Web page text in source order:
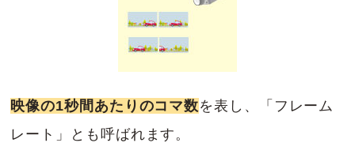
映像の1秒間あたりのコマ数を表し、「フレーム
レート」とも呼ばれます。